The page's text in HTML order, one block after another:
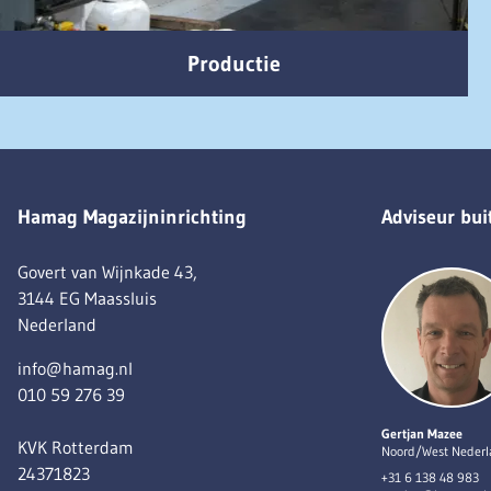
Productie
Hamag Magazijninrichting
Govert van Wijnkade 43,
3144 EG Maassluis
Nederland
info@hamag.nl
010 59 276 39
KVK Rotterdam
24371823
Adviseur
Gertjan Mazee
Noord/West
+31 6 138 48 983